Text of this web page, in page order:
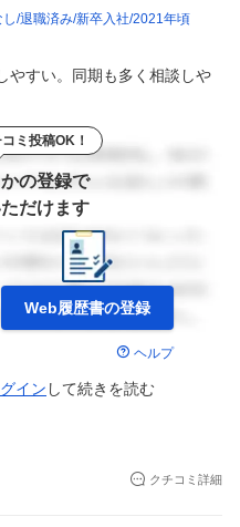
退職済み 新卒入社 2021年頃
やすい。同期も多く相談しや
ミ投稿OK！
の登録で
だけます
Web履歴書の登録
ヘルプ
イン して続きを読む
クチコミ詳細